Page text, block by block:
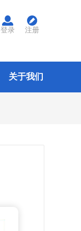
登录 注册
关于我们